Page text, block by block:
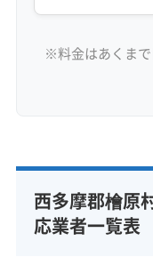
築古住宅が
者選び
ても外の空気
が花粉やホコ
の住宅よりず
※料金はあくま
西多摩郡檜原
応業者一覧表